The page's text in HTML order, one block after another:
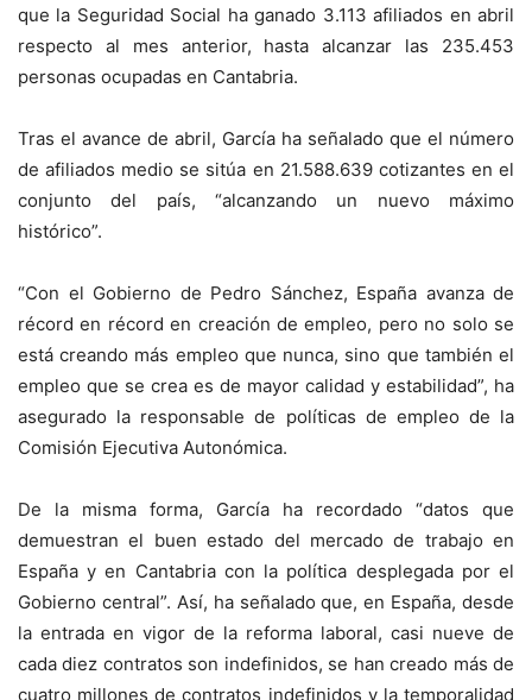
que la Seguridad Social ha ganado 3.113 afiliados en abril
respecto al mes anterior, hasta alcanzar las 235.453
personas ocupadas en Cantabria.
Tras el avance de abril, García ha señalado que el número
de afiliados medio se sitúa en 21.588.639 cotizantes en el
conjunto del país, “alcanzando un nuevo máximo
histórico”.
“Con el Gobierno de Pedro Sánchez, España avanza de
récord en récord en creación de empleo, pero no solo se
está creando más empleo que nunca, sino que también el
empleo que se crea es de mayor calidad y estabilidad”, ha
asegurado la responsable de políticas de empleo de la
Comisión Ejecutiva Autonómica.
De la misma forma, García ha recordado “datos que
demuestran el buen estado del mercado de trabajo en
España y en Cantabria con la política desplegada por el
Gobierno central”. Así, ha señalado que, en España, desde
la entrada en vigor de la reforma laboral, casi nueve de
cada diez contratos son indefinidos, se han creado más de
cuatro millones de contratos indefinidos y la temporalidad